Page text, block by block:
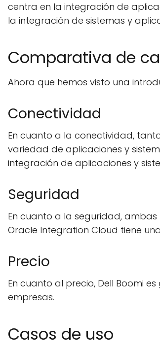
centra en la integración de
la integración de sistemas y
Comparativa de
Ahora que hemos visto una
Conectividad
En cuanto a la conectividad,
variedad de aplicaciones y
integración de aplicaciones y
Seguridad
En cuanto a la seguridad,
Oracle Integration Cloud tiene
Precio
En cuanto al precio, Dell Boomi
empresas.
Casos de uso